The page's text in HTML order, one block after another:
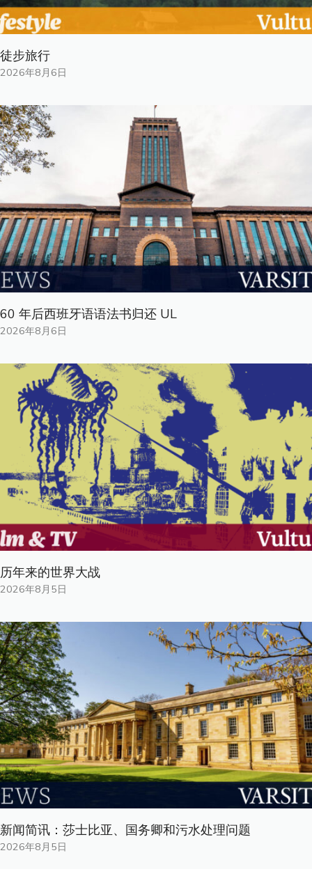
徒步旅行
2026年8月6日
60 年后西班牙语语法书归还 UL
2026年8月6日
历年来的世界大战
2026年8月5日
新闻简讯：莎士比亚、国务卿和污水处理问题
2026年8月5日